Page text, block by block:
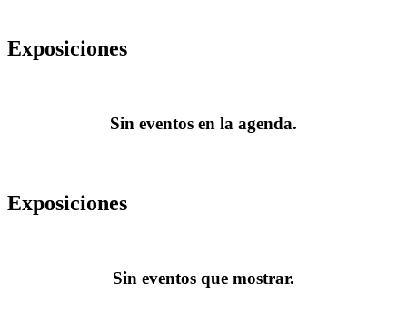
Exposiciones
Sin eventos en la agenda.
Exposiciones
Sin eventos que mostrar.